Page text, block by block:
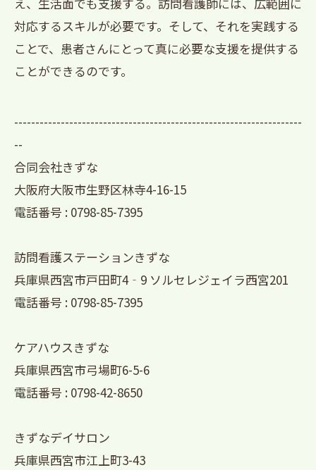
対応するスキルが必要です。そして、それを実践する
ことで、患者さんにとって真に必要な支援を提供する
ことができるのです。
--------------------------------------------------------------------
--
合同会社きずな
大阪府大阪市生野区林寺4-16-15
電話番号 : 0798-85-7395
訪問看護ステーションきずな
兵庫県西宮市戸田町4‐9 ソルセレジェイラ西宮201
電話番号 : 0798-85-7395
ケアハウスきずな
兵庫県西宮市弓場町6-5-6
電話番号 : 0798-42-8650
きずなデイサロン
兵庫県西宮市江上町3-43